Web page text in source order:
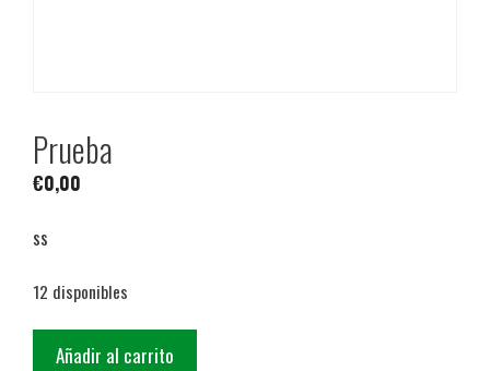
Prueba
€0,00
ss
12 disponibles
Añadir al carrito